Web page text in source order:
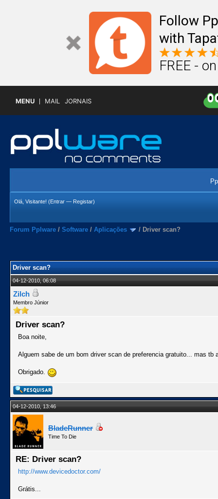
Follow
with
FREE -
MENU MAIL JORNAIS
Olá, Visitante! (Entrar — Registar)
Forum Pplware / Software / Aplicações / Driver scan?
Driver scan?
04-12-2010, 06:08
Zilch
Membro Júnior
Driver scan?
Boa noite,
Alguem sabe de um bom driver scan de preferencia gratuito... mas tb
Obrigado.
04-12-2010, 13:46
BladeRunner
Time To Die
RE: Driver scan?
http://www.devicedoctor.com/
Grátis...